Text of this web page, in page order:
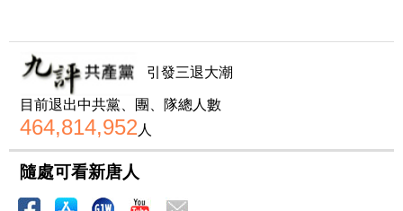
引發三退大潮
目前退出中共黨、團、隊總人數
464,814,952 人
隨處可看新唐人